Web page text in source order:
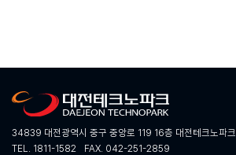
34839 대전광역시 중구 중앙로 119 16층 대전테크노파크
TEL. 1811-1582
FAX. 042-251-2859